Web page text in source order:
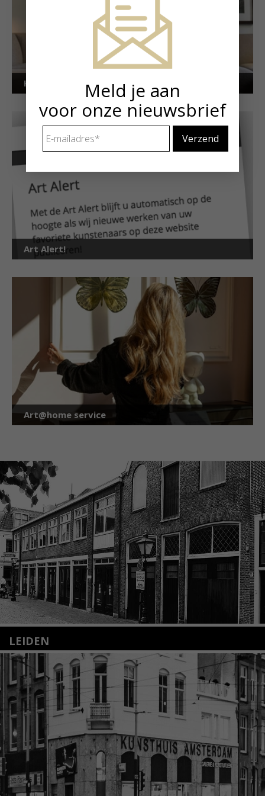
Kunstuitleen voor particulieren
Art Alert!
Art@home service
LEIDEN
Nieuwstraat 35
2312 KA Leiden
+31(0)71 – 52 84 480
info@kunsthuisleiden.nl
Lees meer
Meld je aan
voor onze nieuwsbrief
mailadres *